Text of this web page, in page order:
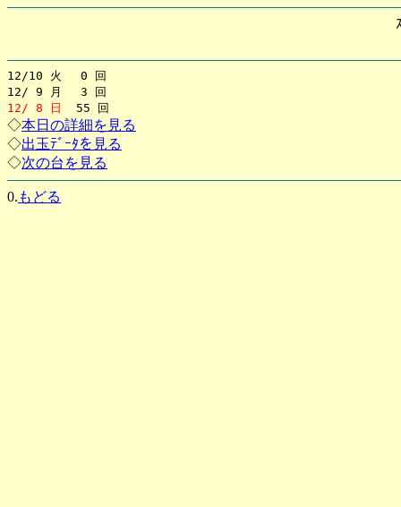
12/10 火 0 回
12/ 9 月 3 回
12/ 8 日
55 回
◇本日の詳細を見る
◇出玉ﾃﾞｰﾀを見る
◇次の台を見る
0. もどる